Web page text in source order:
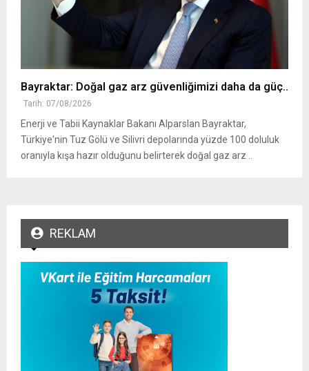
Bayraktar: Doğal gaz arz güvenliğimizi daha da güç..
Tarih: 07/08/2026
Enerji ve Tabii Kaynaklar Bakanı Alparslan Bayraktar,
Türkiye'nin Tuz Gölü ve Silivri depolarında yüzde 100 doluluk
oranıyla kışa hazır olduğunu belirterek doğal gaz arz ..
REKLAM